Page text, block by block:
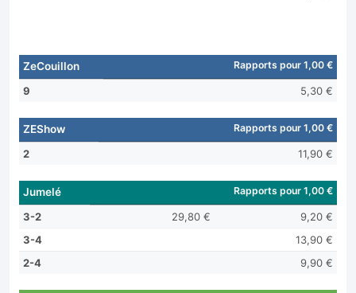
ZeCouillon Rapports pour 1,00 €
9 5,30 €
ZEShow Rapports pour 1,00 €
2 11,90 €
Jumelé Rapports pour 1,00 €
3-2 29,80 €
9,20 €
3-4
13,90 €
2-4
9,90 €